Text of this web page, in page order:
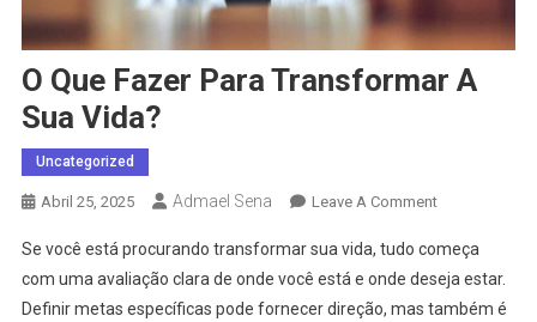
O Que Fazer Para Transformar A
Sua Vida?
Uncategorized
Abril 25, 2025 Admael Sena Leave A CommentOn
Que
Fazer
Para
Se você está procurando transformar sua vida, tudo começa
com uma avaliação clara de onde você está e onde deseja estar.
Definir metas específicas pode fornecer direção, mas também é